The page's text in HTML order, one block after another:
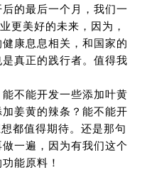
的最后一个月，我们一
更美好的未来，因为，
康息息相关，和国家的
真正的践行者。值得我
不能开发一些添加叶黄
姜黄的辣条？能不能开
都值得期待。还是那句
一遍，因为有我们这个
能原料！